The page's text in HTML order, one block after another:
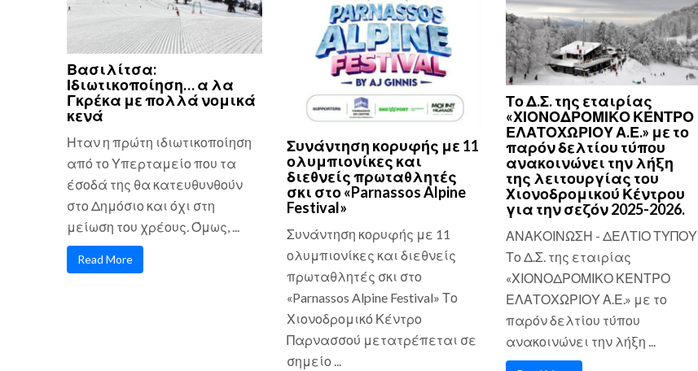
Βασιλίτσα:
Ιδιωτικοποίηση… α λα
Γκρέκα με πολλά νομικά
κενά
Ηταν η πρώτη ιδιωτικοποίηση
από το Υπερταμείο που τα
έσοδά της θα κατευθυνθούν
στο Δημόσιο και όχι στη
μείωση του χρέους. Όμως, ...
Read More
Συνάντηση κορυφής με 11
ολυμπιονίκες και
διεθνείς πρωταθλητές
σκι στο «Parnassos Alpine
Festival»
Συνάντηση κορυφής με 11
ολυμπιονίκες και διεθνείς
πρωταθλητές σκι στο
«Parnassos Alpine Festival» Το
Χιονοδρομικό Κέντρο
Παρνασσού μετατρέπεται σε
σημείο ...
Το Δ.Σ. της εταιρίας
«ΧΙΟΝΟΔΡΟΜΙΚΟ ΚΕΝΤΡΟ
ΕΛΑΤΟΧΩΡΙΟΥ Α.Ε.» με το
παρόν δελτίου τύπου
ανακοινώνει την λήξη
της λειτουργίας του
Χιονοδρομικού Κέντρου
για την σεζόν 2025-2026.
ΑΝΑΚΟΙΝΩΣΗ - ΔΕΛΤΙΟ ΤΥΠΟΥ
Το Δ.Σ. της εταιρίας
«ΧΙΟΝΟΔΡΟΜΙΚΟ ΚΕΝΤΡΟ
ΕΛΑΤΟΧΩΡΙΟΥ Α.Ε.» με το
παρόν δελτίου τύπου
ανακοινώνει την λήξη ...